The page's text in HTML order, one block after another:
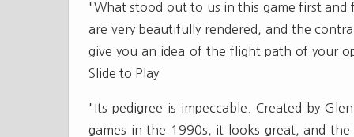
"What stood out to us in this game first
are very beautifully rendered, and the
give you an idea of the flight path of your
Slide to Play
"Its pedigree is impeccable. Created by
games in the 1990s, it looks great, and